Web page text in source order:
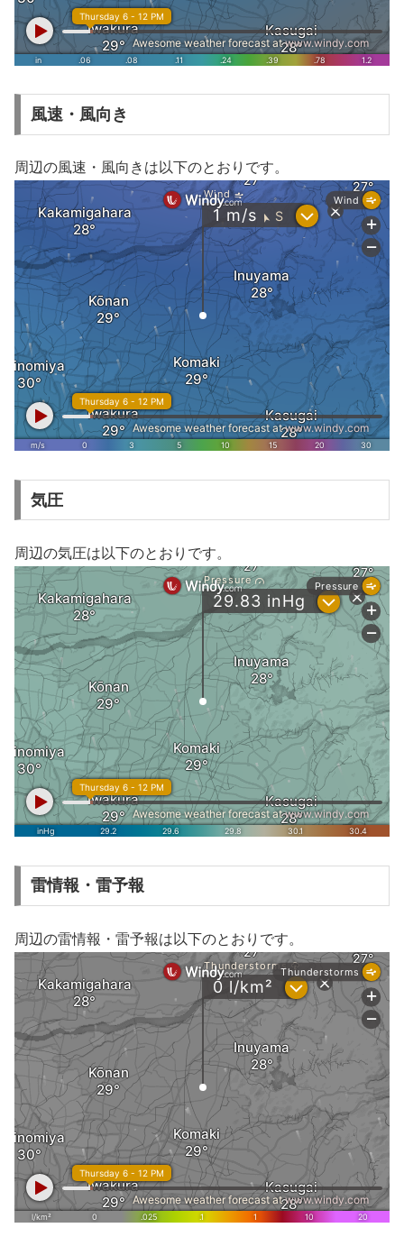
風速・風向き
周辺の風速・風向きは以下のとおりです。
気圧
周辺の気圧は以下のとおりです。
雷情報・雷予報
周辺の雷情報・雷予報は以下のとおりです。